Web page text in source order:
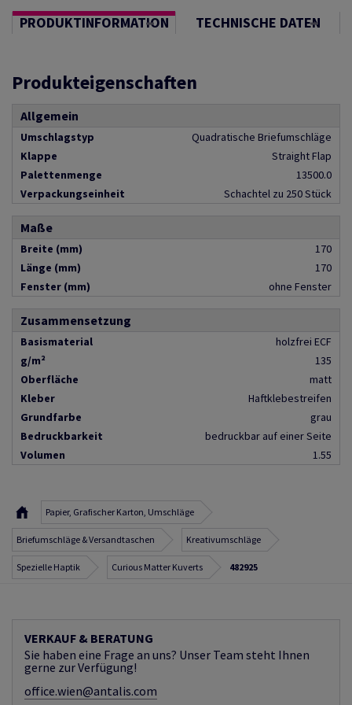
PRODUKTINFORMATION TECHNISCHE DATEN
Produkteigenschaften
Allgemein
Umschlagstyp
Quadratische Briefumschläge
Klappe
Straight Flap
Palettenmenge
13500.0
Verpackungseinheit
Schachtel zu 250 Stück
Maße
Breite (mm)
170
Länge (mm)
170
Fenster (mm)
ohne Fenster
Zusammensetzung
Basismaterial
holzfrei ECF
g/m²
135
Oberfläche
matt
Kleber
Haftklebestreifen
Grundfarbe
grau
Bedruckbarkeit
bedruckbar auf einer Seite
Volumen
1.55
Papier, Grafischer Karton, Umschläge
Briefumschläge & Versandtaschen Kreativumschläge
Spezielle Haptik Curious Matter Kuverts 482925
VERKAUF & BERATUNG
Sie haben eine Frage an uns? Unser Team steht Ihnen
gerne zur Verfügung!
office.wien@antalis.com